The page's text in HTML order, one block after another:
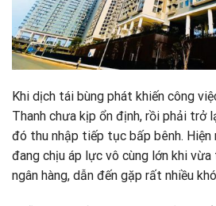
Khi dịch tái bùng phát khiến công
Thanh chưa kịp ổn định, rồi phải trở
đó thu nhập tiếp tục bấp bênh. Hiện
đang chịu áp lực vô cùng lớn khi
ngân hàng, dẫn đến gặp rất nhiều